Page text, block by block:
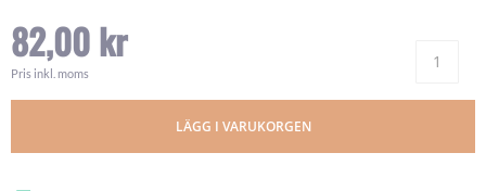
82,00 kr
Pris inkl. moms
LÄGG I VARUKORGEN
of
the
images